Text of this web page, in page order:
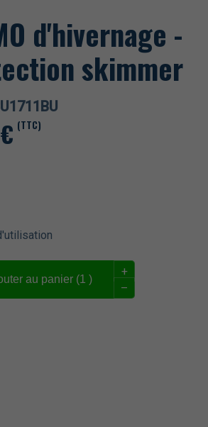
d'hivernage -
skimmer
€ (TTC)
au panier (1 )
+
–